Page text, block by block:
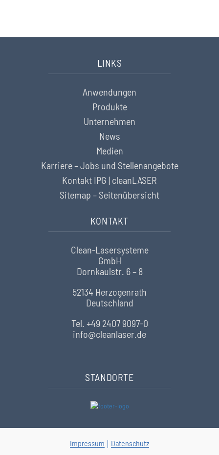
LINKS
Anwendungen
Produkte
Unternehmen
News
Medien
Karriere – Jobs und Stellenangebote
Kontakt IPG | cleanLASER
Sitemap – Seitenübersicht
KONTAKT
Clean-Lasersysteme
GmbH
Dornkaulstr. 6 – 8
52134 Herzogenrath
Deutschland
Tel. +49 2407 9097-0
info@cleanlaser.de
STANDORTE
Impressum
Datenschutz